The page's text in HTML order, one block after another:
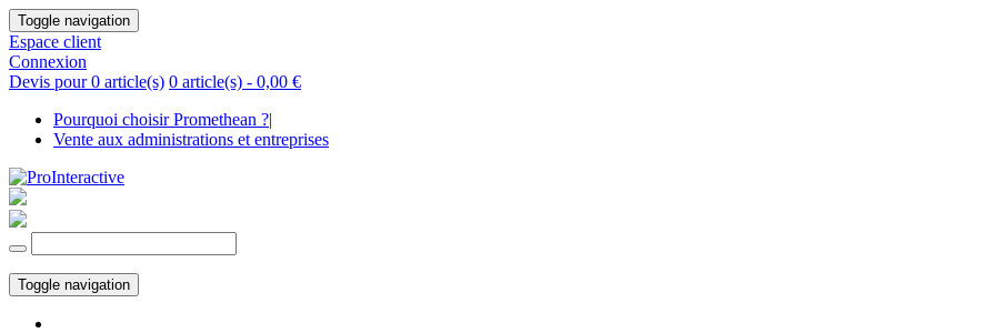
Toggle navigation
Espace client
Connexion
Devis pour 0 article(s) 0 article(s) - 0,00 €
Pourquoi choisir Promethean ?|
Vente aux administrations et entreprises
Toggle navigation